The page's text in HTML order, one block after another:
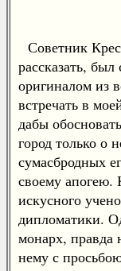
Советник
рассказать,
оригиналом из
встречать в
дабы
город только о
сумасбродных
своему апогею.
искусного
дипломатики.
монарх, правда
нему с